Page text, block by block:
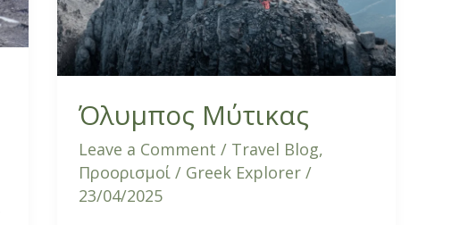
Όλυμπος Μύτικας
Leave a Comment / Travel Blog,
Προορισμοί / Greek Explorer/
23/04/2025